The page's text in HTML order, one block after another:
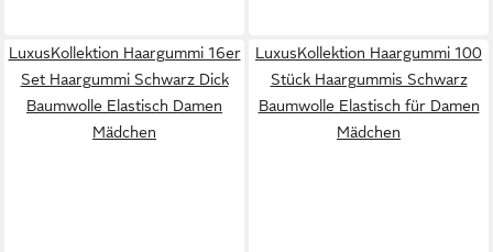
LuxusKollektion Haargummi 16er
Set Haargummi Schwarz Dick
Baumwolle Elastisch Damen
Mädchen
LuxusKollektion Haargummi 100
Stück Haargummis Schwarz
Baumwolle Elastisch für Damen
Mädchen